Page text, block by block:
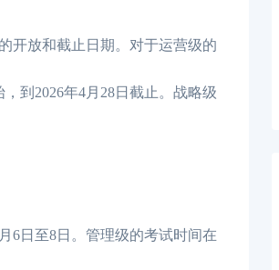
开放和截止日期。对于运营级的
到2026年4月28日截止。战略级
6日至8日。管理级的考试时间在